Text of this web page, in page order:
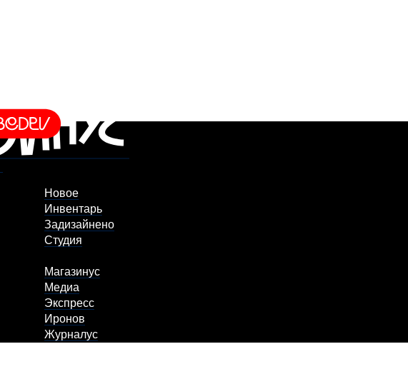
Новое
Инвентарь
Задизайнено
Студия
Магазинус
Медиа
Экспресс
Иронов
Журналус